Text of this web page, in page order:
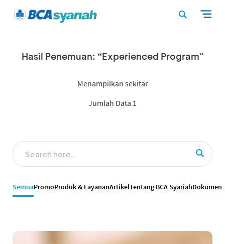
Hasil Penemuan: “Experienced Program”
Menampilkan sekitar
Jumlah Data 1
SemuaPromoProduk & LayananArtikelTentang BCA SyariahDokumen